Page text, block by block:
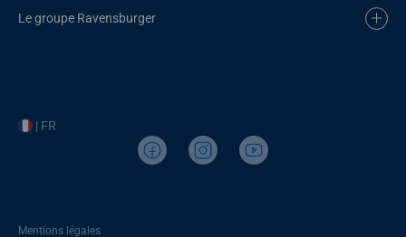
Le groupe Ravensburger
| FR
Mentions légales